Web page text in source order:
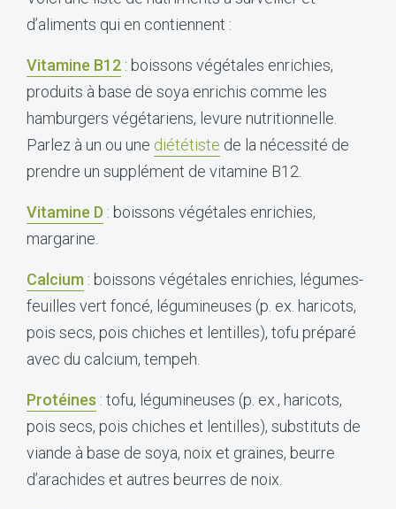
d’aliments qui en contiennent :
Vitamine B12 : boissons végétales enrichies,
produits à base de soya enrichis comme les
hamburgers végétariens, levure nutritionnelle.
Parlez à un ou une diététiste de la nécessité de
prendre un supplément de vitamine B12.
Vitamine D : boissons végétales enrichies,
margarine.
Calcium : boissons végétales enrichies, légumes-
feuilles vert foncé, légumineuses (p. ex. haricots,
pois secs, pois chiches et lentilles), tofu préparé
avec du calcium, tempeh.
Protéines : tofu, légumineuses (p. ex., haricots,
pois secs, pois chiches et lentilles), substituts de
viande à base de soya, noix et graines, beurre
d’arachides et autres beurres de noix.